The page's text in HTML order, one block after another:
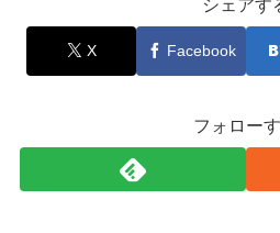
シェアす
X Facebook
フォロー